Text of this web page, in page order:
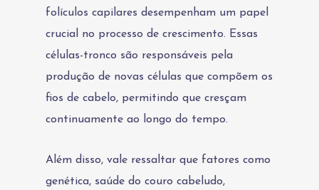
folículos capilares desempenham um papel
crucial no processo de crescimento. Essas
células-tronco são responsáveis pela
produção de novas células que compõem os
fios de cabelo, permitindo que cresçam
continuamente ao longo do tempo.
Além disso, vale ressaltar que fatores como
genética, saúde do couro cabeludo,